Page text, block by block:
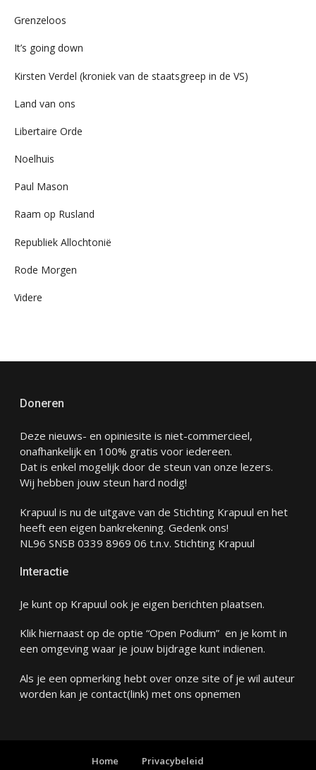
Grenzeloos
It’s going down
Kirsten Verdel (kroniek van de staatsgreep in de VS)
Land van ons
Libertaire Orde
Noelhuis
Paul Mason
Raam op Rusland
Republiek Allochtonië
Rode Morgen
Videre
Doneren
Deze nieuws- en opiniesite is niet-commercieel,
onafhankelijk en 100% gratis voor iedereen.
Dat is enkel mogelijk door de steun van onze lezers.
Wij hebben jouw steun hard nodig!
Krapuul is nu de uitgave van de Stichting Krapuul en het
heeft een eigen bankrekening. Gedenk ons!
NL96 SNSB 0339 8969 06 t.n.v. Stichting Krapuul
Interactie
Je kunt op Krapuul ook je eigen berichten plaatsen.
Klik hiernaast op de optie “Open Podium” en je komt in
een omgeving waar je jouw bijdrage kunt indienen.
Als je een opmerking hebt over onze site of je wil auteur
worden kan je contact(link) met ons opnemen
Home Privacybeleid